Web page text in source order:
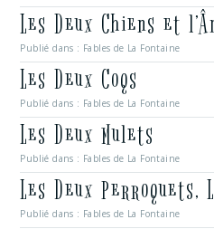
Les Deux Chiens et
Publié dans : Fables de La Fontaine
Les Deux Coqs
Publié dans : Fables de La Fontaine
Les Deux Mulets
Publié dans : Fables de La Fontaine
Les Deux Perroquets,
Publié dans : Fables de La Fontaine